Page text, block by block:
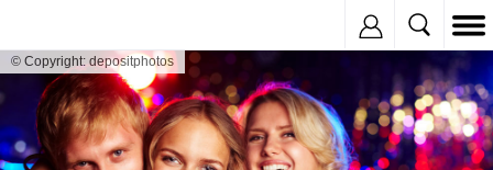
© Copyright: depositphotos